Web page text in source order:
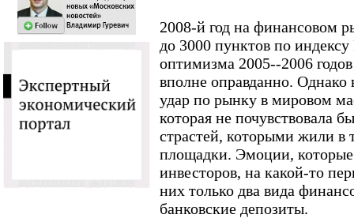
2008-й год на финансовом
до 3000 пунктов по
оптимизма 2005--2006
вполне оправданно. Однако
удар по рынку в мировом
которая не почувствовала
страстей, которыми жили в
площадки. Эмоции, которые
инвесторов, на какой-то
них только два вида
банковские депозиты.